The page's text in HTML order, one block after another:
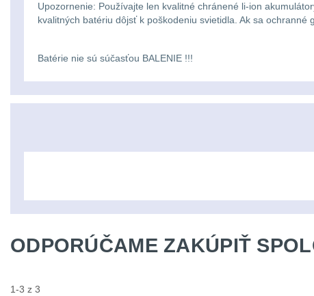
Upozornenie: Používajte len kvalitné chránené li-ion
kvalitných batériu dôjsť k poškodeniu svietidla. Ak sa
Batérie nie sú súčasťou BALENIE !!!
ODPORÚČAME ZAKÚPIŤ
1-3 z 3